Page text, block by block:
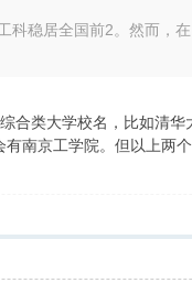
科稳居全国前2。然而，
合类大学校名，比如清
南京工学院。但以上两